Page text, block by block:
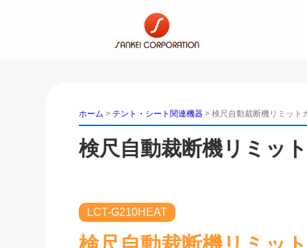
ホーム >テント・シート関連機器 >検尺自動裁断機リミット
検尺自動裁断機リミッ
LCT-G210HEAT